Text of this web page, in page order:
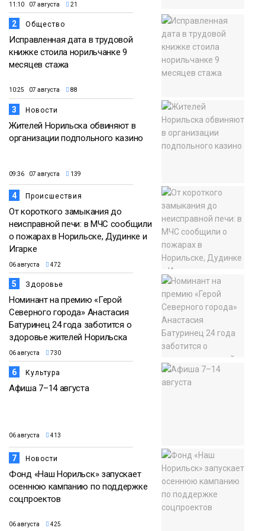
11:10 07 августа 21
2 Общество
Исправленная дата в трудовой
книжке стоила норильчанке 9
месяцев стажа
10:25 07 августа 88
3 Новости
Жителей Норильска обвиняют в
организации подпольного казино
09:36 07 августа 139
4 Происшествия
От короткого замыкания до
неисправной печи: в МЧС сообщили
о пожарах в Норильске, Дудинке и
Игарке
06 августа 472
5 Здоровье
Номинант на премию «Герой
Северного города» Анастасия
Батуринец 24 года заботится о
здоровье жителей Норильска
06 августа 730
6 Культура
Афиша 7–14 августа
06 августа 413
7 Новости
Фонд «Наш Норильск» запускает
осеннюю кампанию по поддержке
соцпроектов
06 августа 425